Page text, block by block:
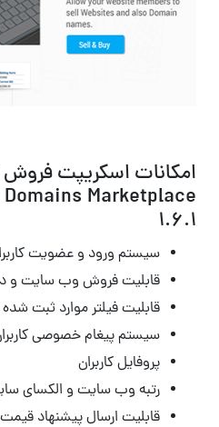
1.6.1
سیستم ورود و عضویت
قابلیت فروش وب سایت و
قابلیت فیلتر موارد ثبت
سیستم پیغام خصوصی
پروفایل کاربران
رتبه وب سایت و الکسای
قابلیت ارسال پیشنهاد